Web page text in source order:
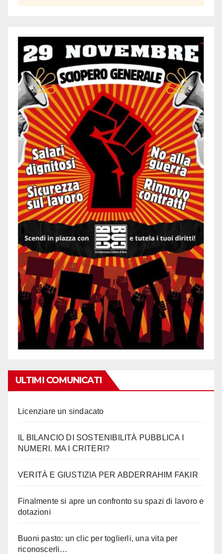
ULTIMI COMUNICATI
Licenziare un sindacato
IL BILANCIO DI SOSTENIBILITÀ PUBBLICA I
NUMERI. MA I CRITERI?
VERITÀ E GIUSTIZIA PER ABDERRAHIM FAKIR
Finalmente si apre un confronto su spazi di lavoro e
dotazioni
Buoni pasto: un clic per toglierli, una vita per
riconoscerli…